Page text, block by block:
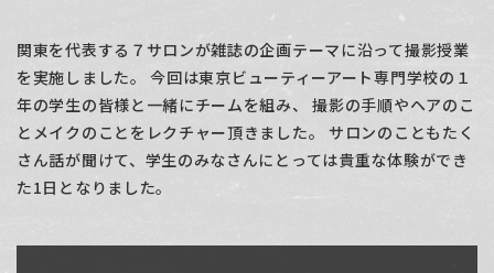
関東を代表する７サロンが雑誌の企画テーマに沿って撮影授業
を実施しました。今回は東京ビューティーアート専門学校の１
年の学生の皆様と一緒にチームを組み、撮影の手順やヘアのこ
とメイクのことをレクチャー頂きました。 サロンのこともたく
さん話が聞けて、学生のみなさんにとっては貴重な体験ができ
た1日となりました。